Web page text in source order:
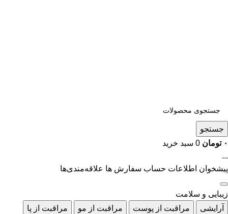
جستجو
۰ تومان 0 سبد خرید
...
پیشخوان اطلاعات حساب سفارش ها علاقه‌مندی‌ها
زیبایی و سلامت
آرایشی
مراقبت از پوست مراقبت از مو
مراقبت از پا